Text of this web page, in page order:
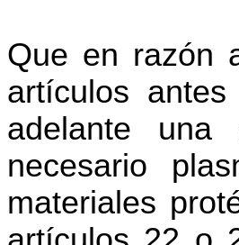
Que en razón
artículos
adelante una
necesario
materiales